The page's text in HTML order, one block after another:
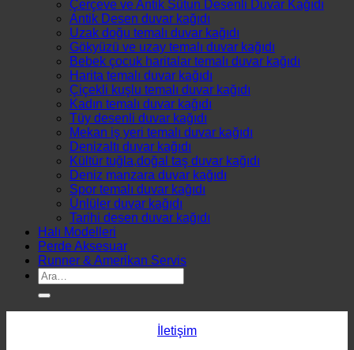
Çerçeve ve Antik Sütun Desenli Duvar Kağıdı
Antik Desen duvar kağıdı
Uzak doğu temalı duvar kağıdı
Gökyüzü ve uzay temalı duvar kağıdı
Bebek çocuk haritalar temalı duvar kağıdı
Harita temalı duvar kağıdı
Çiçekli kuşlu temalı duvar kağıdı
Kadın temalı duvar kağıdı
Tüy desenli duvar kağıdı
Mekan iş yeri temalı duvar kağıdı
Denizaltı duvar kağıdı
Kültür tuğla,doğal taş duvar kağıdı
Deniz manzara duvar kağıdı
Spor temalı duvar kağıdı
Ünlüler duvar kağıdı
Tarihi desen duvar kağıdı
Halı Modelleri
Perde Aksesuar
Runner & Amerikan Servis
Ara:
İletişim